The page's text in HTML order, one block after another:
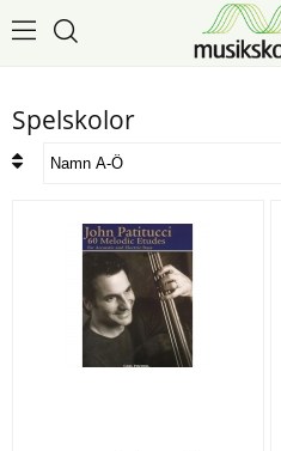
Spelskolor